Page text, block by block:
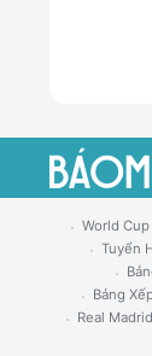
World
Tuyển
Bảng
Real Madrid